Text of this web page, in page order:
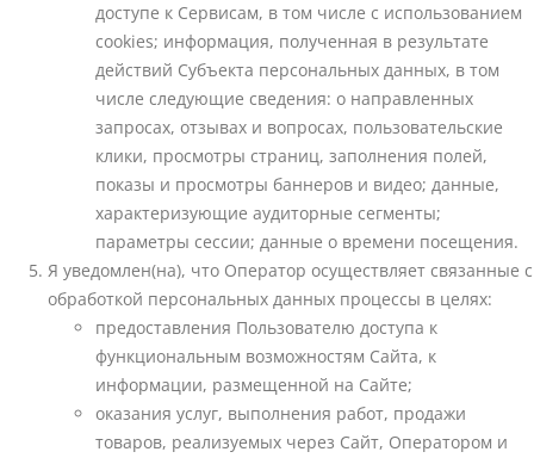
доступе к Сервисам, в том числе с использованием
cookies; информация, полученная в результате
действий Субъекта персональных данных, в том
числе следующие сведения: о направленных
запросах, отзывах и вопросах, пользовательские
клики, просмотры страниц, заполнения полей,
показы и просмотры баннеров и видео; данные,
характеризующие аудиторные сегменты;
параметры сессии; данные о времени посещения.
Я уведомлен(на), что Оператор осуществляет связанные с
обработкой персональных данных процессы в целях:
предоставления Пользователю доступа к
функциональным возможностям Сайта, к
информации, размещенной на Сайте;
оказания услуг, выполнения работ, продажи
товаров, реализуемых через Сайт, Оператором и